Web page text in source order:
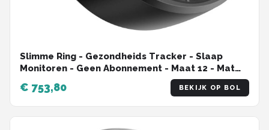
Slimme Ring - Gezondheids Tracker - Slaap
Monitoren - Geen Abonnement - Maat 12 - Mat
€ 753,80 BEKIJK OP BOL